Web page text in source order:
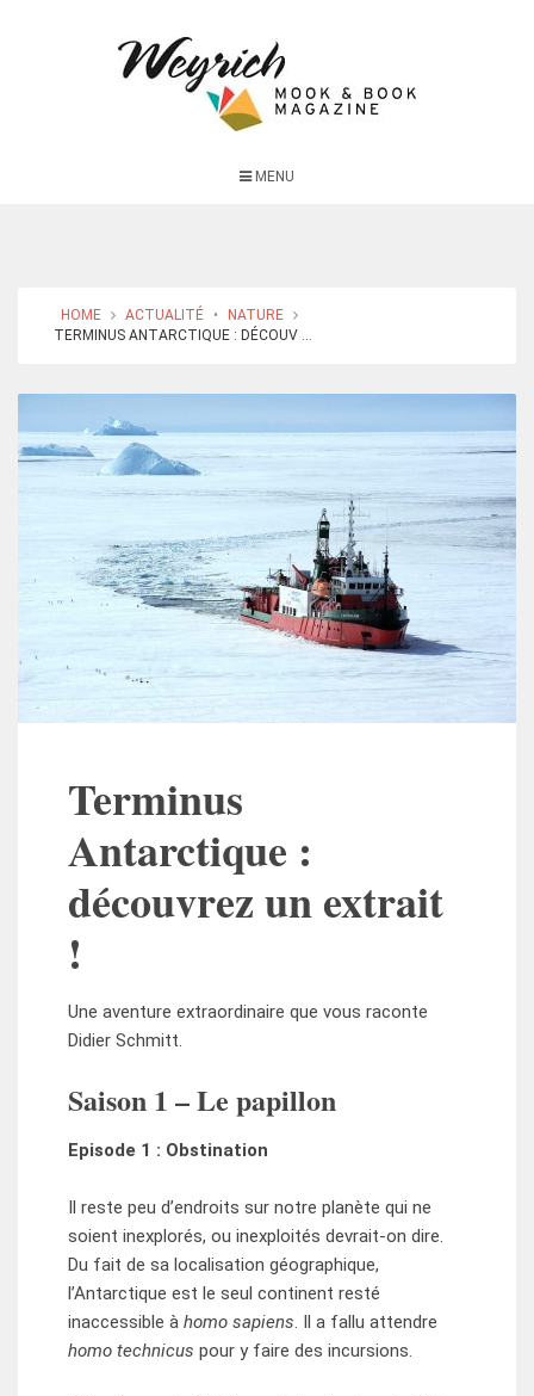
MENU
HOME ACTUALITÉ •
NATURE
TERMINUS ANTARCTIQUE : DÉCOUV ...
Terminus
Antarctique :
découvrez un extrait
!
Une aventure extraordinaire que vous raconte
Didier Schmitt.
Saison 1 – Le papillon
Episode 1 : Obstination
Il reste peu d’endroits sur notre planète qui ne
soient inexplorés, ou inexploités devrait-on dire.
Du fait de sa localisation géographique,
l’Antarctique est le seul continent resté
inaccessible à homo sapiens. Il a fallu attendre
homo technicus pour y faire des incursions.